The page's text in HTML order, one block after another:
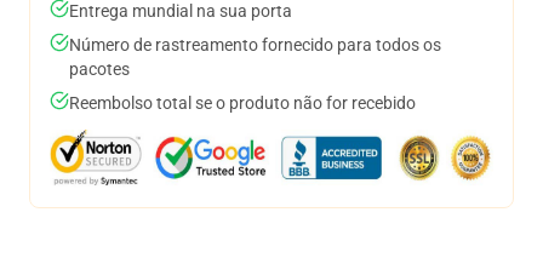
Entrega mundial na sua porta
Número de rastreamento fornecido para todos os
pacotes
Reembolso total se o produto não for recebido